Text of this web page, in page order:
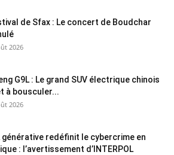
de Sfax : Le concert de Boudchar
2026
G9L : Le grand SUV électrique chinois
à bousculer...
2026
générative redéfinit le cybercrime en
: l’avertissement d’INTERPOL